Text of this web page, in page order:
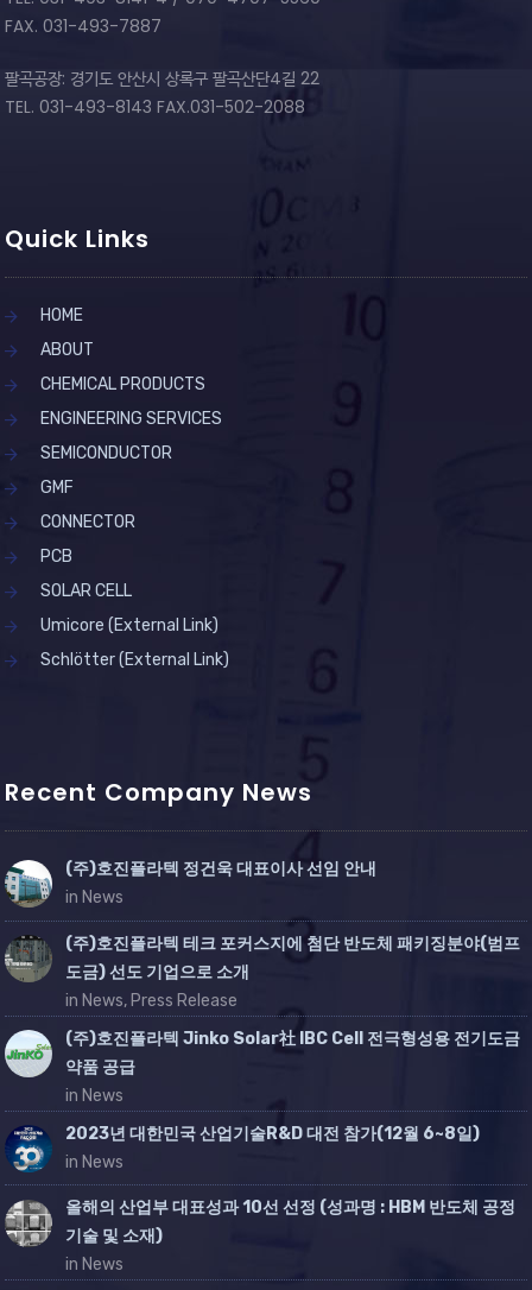
FAX. 031-493-7887
팔곡공장: 경기도 안산시 상록구 팔곡산단4길 22
TEL. 031-493-8143 FAX.031-502-2088
Quick Links
HOME
ABOUT
CHEMICAL PRODUCTS
ENGINEERING SERVICES
SEMICONDUCTOR
GMF
CONNECTOR
PCB
SOLAR CELL
Umicore (External Link)
Schlötter (External Link)
Recent Company News
(주)호진플라텍 정건욱 대표이사 선임 안내
in News
(주)호진플라텍 테크 포커스지에 첨단 반도체 패키징분야(범프
도금) 선도 기업으로 소개
in News, Press Release
(주)호진플라텍 Jinko Solar社 IBC Cell 전극형성용 전기도금
약품 공급
in News
2023년 대한민국 산업기술R&D 대전 참가(12월 6~8일)
in News
올해의 산업부 대표성과 10선 선정 (성과명 : HBM 반도체 공정
기술 및 소재)
in News